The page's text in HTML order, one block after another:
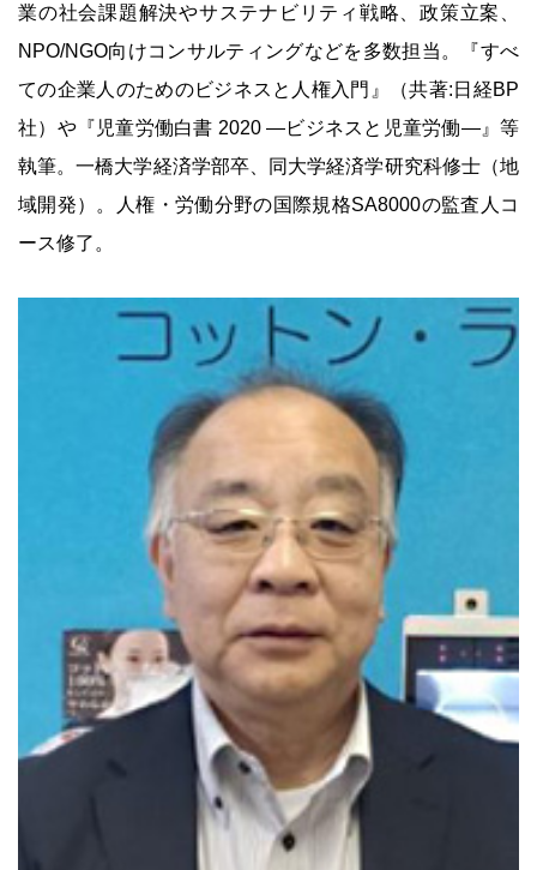
業の社会課題解決やサステナビリティ戦略、政策立案、
NPO/NGO向けコンサルティングなどを多数担当。『すべ
ての企業人のためのビジネスと人権入門』（共著:日経BP
社）や『児童労働白書 2020 ―ビジネスと児童労働―』等
執筆。一橋大学経済学部卒、同大学経済学研究科修士（地
域開発）。人権・労働分野の国際規格SA8000の監査人コ
ース修了。